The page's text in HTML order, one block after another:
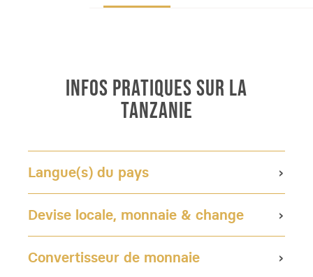
INFOS PRATIQUES SUR LA
TANZANIE
Langue(s) du pays
Devise locale, monnaie & change
Convertisseur de monnaie